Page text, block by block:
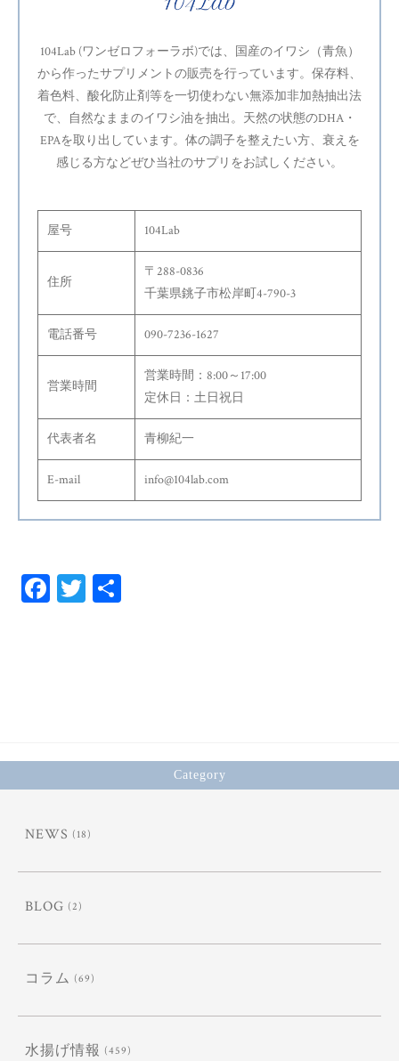
104Lab (ワンゼロフォーラボ)では、国産のイワシ（青魚）
から作ったサプリメントの販売を行っています。保存料、
着色料、酸化防止剤等を一切使わない無添加非加熱抽出法
で、自然なままのイワシ油を抽出。天然の状態のDHA・
EPAを取り出しています。体の調子を整えたい方、衰えを
感じる方などぜひ当社のサプリをお試しください。
屋号 104Lab
住所
〒288-0836
千葉県銚子市松岸町4-790-3
電話番号 090-7236-1627
営業時間
営業時間：8:00～17:00
定休日：土日祝日
代表者名 青柳紀一
E-mail info@104lab.com
Fa T
Category
NEWS (18)
BLOG (2)
コラム (69)
水揚げ情報 (459)